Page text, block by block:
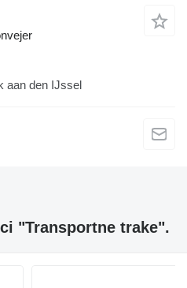
aan den IJssel
"Transportne trake".